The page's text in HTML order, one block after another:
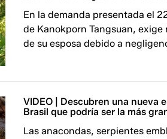
En la demanda presentada el
de Kanokporn Tangsuan,
de su esposa debido a
VIDEO | Descubren una nueva
Brasil que podría ser la más
Las anacondas, serpientes